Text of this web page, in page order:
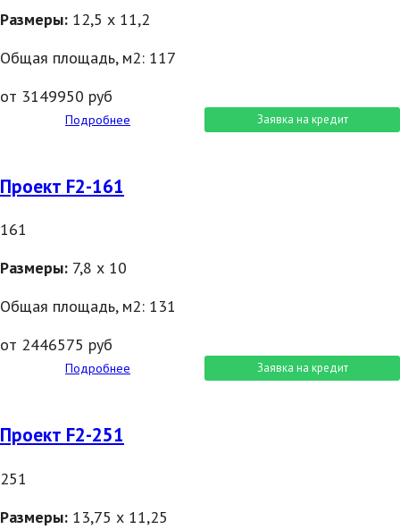
Размеры: 12,5 х 11,2
Общая площадь, м2: 117
от 3149950 руб
Подробнее Заявка на кредит
Проект F2-161
161
Размеры: 7,8 х 10
Общая площадь, м2: 131
от 2446575 руб
Подробнее Заявка на кредит
Проект F2-251
251
Размеры: 13,75 х 11,25